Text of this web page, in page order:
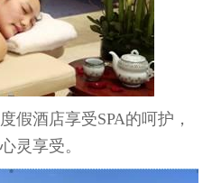
假酒店享受SPA的呵护，
灵享受。